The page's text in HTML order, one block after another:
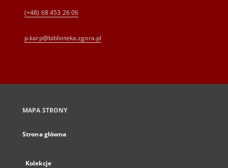
(+48) 68 453 26 06
p.karp@biblioteka.zgora.pl
MAPA STRONY
Strona główna
Kolekcje